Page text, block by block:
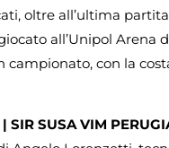
oltre all’ultima
all’Unipol Arena
campionato, con la
| SIR SUSA VIM